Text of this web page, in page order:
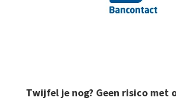
Twijfel je nog? Geen risico met